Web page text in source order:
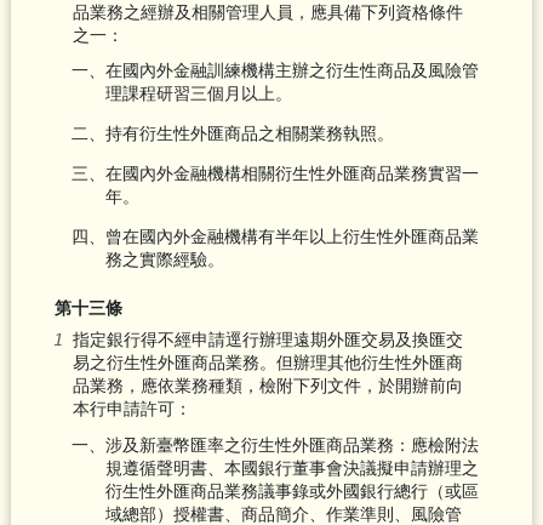
品業務之經辦及相關管理人員，應具備下列資格條件
之一：
一、在國內外金融訓練機構主辦之衍生性商品及風險管
理課程研習三個月以上。
二、持有衍生性外匯商品之相關業務執照。
三、在國內外金融機構相關衍生性外匯商品業務實習一
年。
四、曾在國內外金融機構有半年以上衍生性外匯商品業
務之實際經驗。
第十三條
指定銀行得不經申請逕行辦理遠期外匯交易及換匯交
易之衍生性外匯商品業務。但辦理其他衍生性外匯商
品業務，應依業務種類，檢附下列文件，於開辦前向
本行申請許可：
一、涉及新臺幣匯率之衍生性外匯商品業務：應檢附法
規遵循聲明書、本國銀行董事會決議擬申請辦理之
衍生性外匯商品業務議事錄或外國銀行總行（或區
域總部）授權書、商品簡介、作業準則、風險管